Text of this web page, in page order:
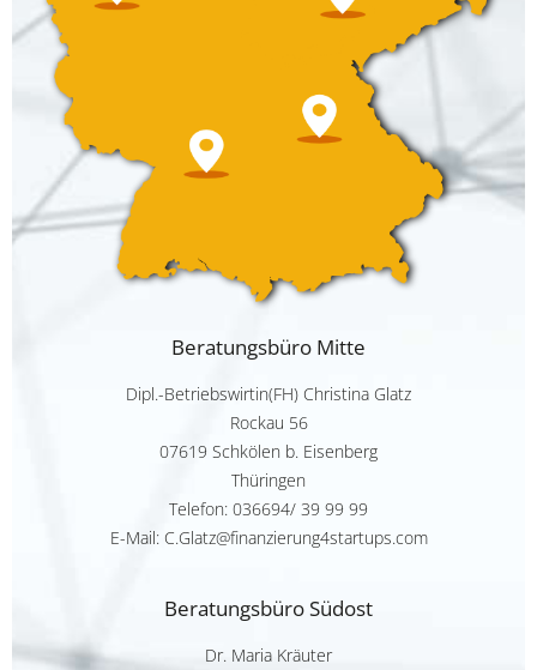
Beratungsbüro Mitte
Dipl.-Betriebswirtin(FH) Christina Glatz
Rockau 56
07619 Schkölen b. Eisenberg
Thüringen
Telefon: 036694/ 39 99 99
E-Mail: C.Glatz@finanzierung4startups.com
Beratungsbüro Südost
Dr. Maria Kräuter